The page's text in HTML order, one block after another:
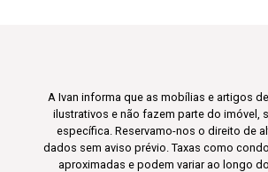
A Ivan informa que as mobílias e artigos
ilustrativos e não fazem parte do imóvel,
específica. Reservamo-nos o direito de
dados sem aviso prévio. Taxas como
aproximadas e podem variar ao longo